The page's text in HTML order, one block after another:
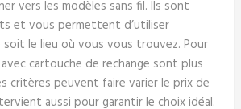
vers les modèles sans fil. Ils sont
et vous permettent d’utiliser
soit le lieu où vous vous trouvez. Pour
cartouche de rechange sont plus
critères peuvent faire varier le prix de
aussi pour garantir le choix idéal.